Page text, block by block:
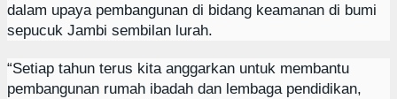
dalam upaya pembangunan di bidang keamanan di bumi
sepucuk Jambi sembilan lurah.
“Setiap tahun terus kita anggarkan untuk membantu
pembangunan rumah ibadah dan lembaga pendidikan,